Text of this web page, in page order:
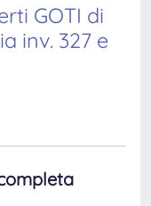
GOTI di
inv. 327 e